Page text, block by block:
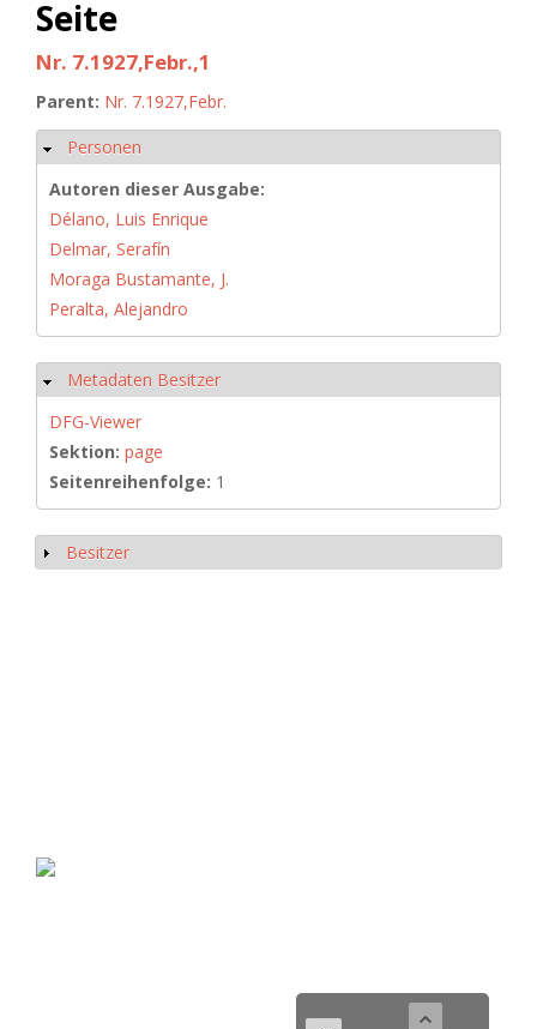
Seite
Nr. 7.1927,Febr.,1
Parent: Nr. 7.1927,Febr.
Ausblenden
Personen
Autoren dieser Ausgabe:
Délano, Luis Enrique
Delmar, Serafín
Moraga Bustamante, J.
Peralta, Alejandro
Ausblenden
Metadaten Besitzer
DFG-Viewer
Sektion: page
Seitenreihenfolge: 1
Anzeigen
Besitzer